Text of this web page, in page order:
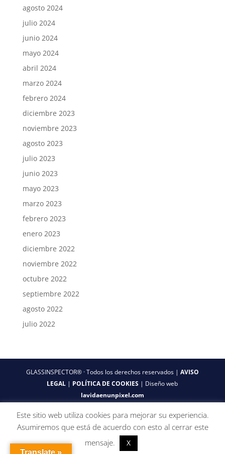
agosto 2024
julio 2024
junio 2024
mayo 2024
abril 2024
marzo 2024
febrero 2024
diciembre 2023
noviembre 2023
agosto 2023
julio 2023
junio 2023
mayo 2023
marzo 2023
febrero 2023
enero 2023
diciembre 2022
noviembre 2022
octubre 2022
septiembre 2022
agosto 2022
julio 2022
GLASSINSPECTOR® · Todos los derechos reservados | AVISO
LEGAL | POLÍTICA DE COOKIES | Diseño web
lavidaenunpixel.com
Este sitio web utiliza cookies para mejorar su experiencia.
Asumiremos que está de acuerdo con esto al cerrar este
mensaje.
X
Translate »